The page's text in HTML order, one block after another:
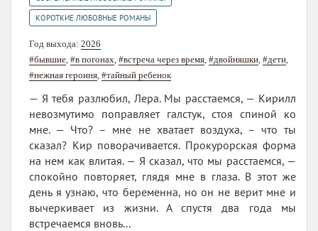
КОРОТКИЕ ЛЮБОВНЫЕ РОМАНЫ
Год выхода: 2026
#бывшие #в погонах #встреча через время #двойняшки #дети
#нежная героиня #тайный ребенок
— Я тебя разлюбил, Лера. Мы расстаемся, — Кирилл
невозмутимо поправляет галстук, стоя спиной ко
мне. — Что? – мне не хватает воздуха, – что ты
сказал? Кир поворачивается. Прокурорская форма
на нем как влитая. — Я сказал, что мы расстаемся, —
спокойно повторяет, глядя мне в глаза. В этот же
день я узнаю, что беременна, но он не верит мне и
вычеркивает из жизни. А спустя два года мы
встречаемся вновь...